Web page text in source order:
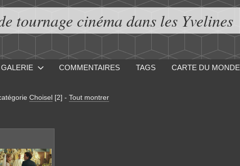
tournage cinéma dans les Yvelines
GALERIE COMMENTAIRES TAGS CARTE DU MONDE
Choisel [2] - Tout montrer